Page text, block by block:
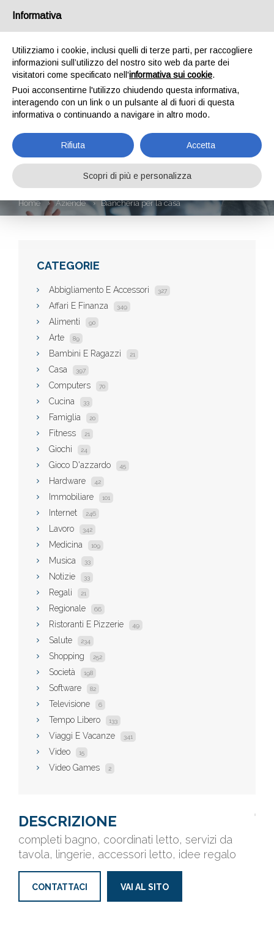
BIANCHERIA PER LA
CASA
Home Aziende Biancheria per la casa
CATEGORIE
Abbigliamento E Accessori 327
Affari E Finanza 349
Alimenti 90
Arte 89
Bambini E Ragazzi 21
Casa 397
Computers 70
Cucina 33
Famiglia 20
Fitness 21
Giochi 24
Gioco D'azzardo 45
Hardware 42
Immobiliare 101
Internet 246
Lavoro 342
Medicina 109
Musica 33
Notizie 33
Regali 21
Regionale 66
Ristoranti E Pizzerie 49
Salute 234
Shopping 252
Società 198
Software 82
Televisione 6
Tempo Libero 133
Viaggi E Vacanze 341
Video 15
Video Games 2
DESCRIZIONE
completi bagno, coordinati letto, servizi da
tavola, lingerie, accessori letto, idee regalo
CONTATTACI VAI AL SITO
Informativa
Utilizziamo i cookie, inclusi quelli di terze parti, per raccogliere
informazioni sull’utilizzo del nostro sito web da parte dei
visitatori come specificato nell'informativa sui cookie.
Puoi acconsentirne l'utilizzo chiudendo questa informativa,
interagendo con un link o un pulsante al di fuori di questa
informativa o continuando a navigare in altro modo.
Rifiuta Accetta
Scopri di più e personalizza